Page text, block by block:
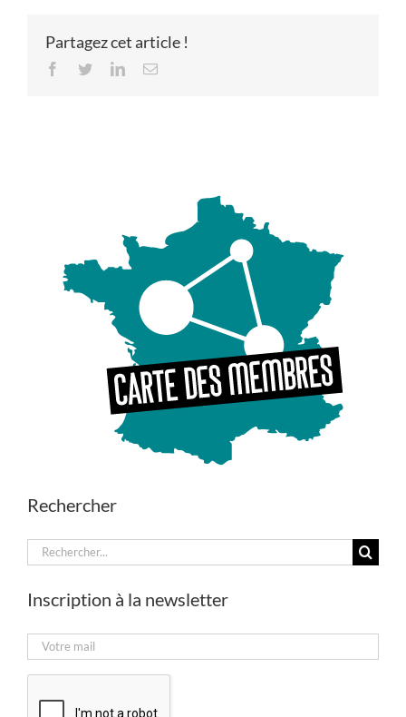
Partagez cet article !
Facebook
TwitterLinkedInEmail
Rechercher
Rechercher:
Inscription à la newsletter